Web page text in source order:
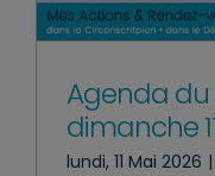
Agenda du
dimanche
lundi, 11 Mai 2026 |